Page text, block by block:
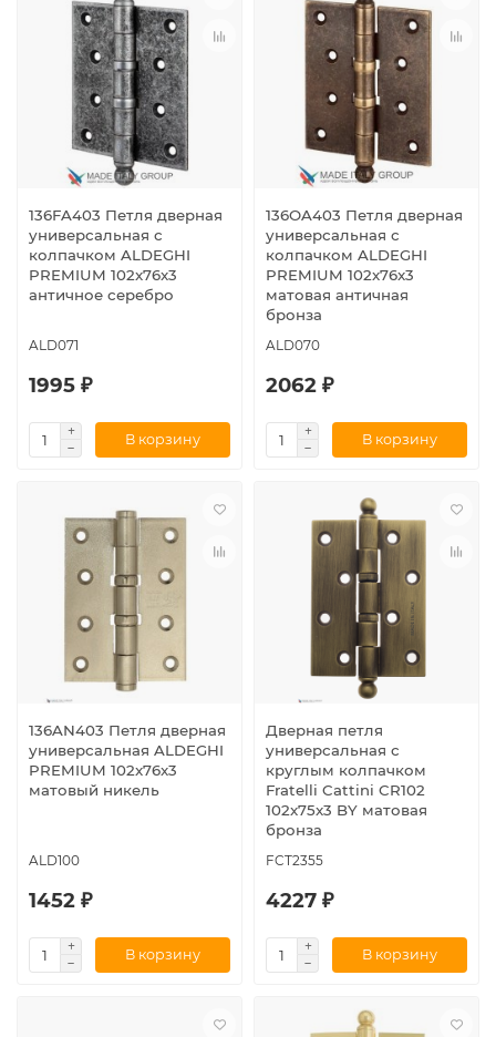
136FA403 Петля дверная
универсальная с
колпачком ALDEGHI
PREMIUM 102x76x3
античное серебро
ALD071
1995 ₽
В корзину
136OA403 Петля дверная
универсальная с
колпачком ALDEGHI
PREMIUM 102x76x3
матовая античная
бронза
ALD070
2062 ₽
В корзину
136AN403 Петля дверная
универсальная ALDEGHI
PREMIUM 102x76x3
матовый никель
ALD100
1452 ₽
В корзину
Дверная петля
универсальная с
круглым колпачком
Fratelli Cattini CR102
102x75x3 BY матовая
бронза
FCT2355
4227 ₽
В корзину